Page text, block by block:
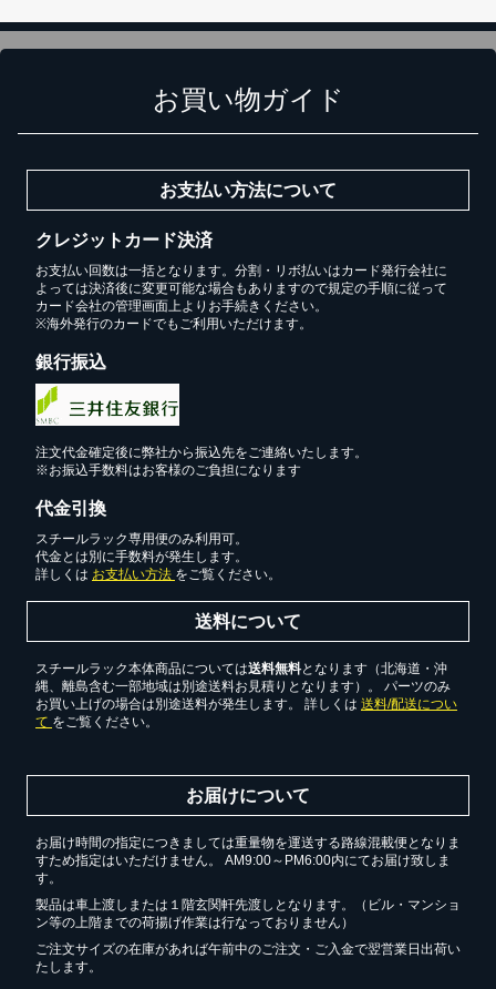
お買い物ガイド
お支払い方法について
クレジットカード決済
お支払い回数は一括となります。分割・リボ払いはカード発行会社に
よっては決済後に変更可能な場合もありますので規定の手順に従って
カード会社の管理画面上よりお手続きください。
※海外発行のカードでもご利用いただけます。
銀行振込
注文代金確定後に弊社から振込先をご連絡いたします。
※お振込手数料はお客様のご負担になります
代金引換
スチールラック専用便のみ利用可。
代金とは別に手数料が発生します。
詳しくは お支払い方法 をご覧ください。
送料について
スチールラック本体商品については送料無料となります（北海道・沖
縄、離島含む一部地域は別途送料お見積りとなります）。 パーツのみ
お買い上げの場合は別途送料が発生します。 詳しくは 送料/配送につい
て をご覧ください。
お届けについて
お届け時間の指定につきましては重量物を運送する路線混載便となりま
すため指定はいただけません。 AM9:00～PM6:00内にてお届け致しま
す。
製品は車上渡しまたは１階玄関軒先渡しとなります。（ビル・マンショ
ン等の上階までの荷揚げ作業は行なっておりません）
ご注文サイズの在庫があれば午前中のご注文・ご入金で翌営業日出荷い
たします。